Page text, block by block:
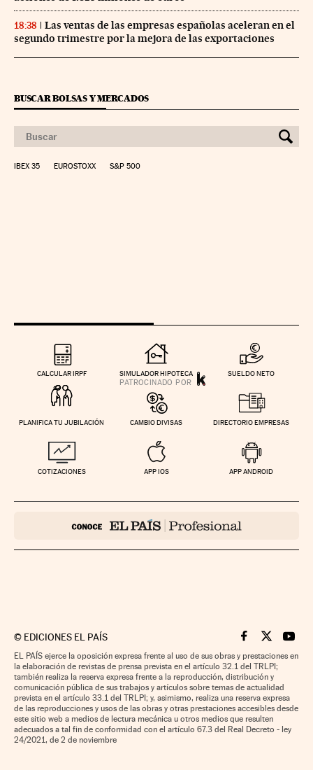
18:38
Las ventas de las empresas españolas aceleran en el
segundo trimestre por la mejora de las exportaciones
BUSCAR BOLSAS Y MERCADOS
IBEX 35 EUROSTOXX S&P 500
CALCULAR IRPF SIMULADOR HIPOTECA SUELDO NETO
PLANIFICA TU JUBILACIÓN CAMBIO DIVISAS DIRECTORIO EMPRESAS
COTIZACIONES APP IOS APP ANDROID
© EDICIONES EL PAÍS Cinco Días en
Cinco Días
Cinco
EL PAÍS ejerce la oposición expresa frente al uso de sus obras y prestaciones en
la elaboración de revistas de prensa prevista en el artículo 32.1 del TRLPI;
también realiza la reserva expresa frente a la reproducción, distribución y
comunicación pública de sus trabajos y artículos sobre temas de actualidad
prevista en el artículo 33.1 del TRLPI; y, asimismo, realiza una reserva expresa
de las reproducciones y usos de las obras y otras prestaciones accesibles desde
este sitio web a medios de lectura mecánica u otros medios que resulten
adecuados a tal fin de conformidad con el artículo 67.3 del Real Decreto - ley
24/2021, de 2 de noviembre